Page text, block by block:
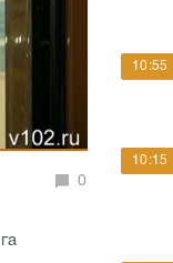
0
10:55
10:15